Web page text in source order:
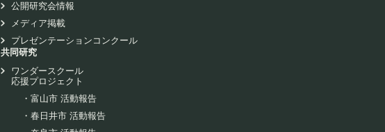
公開研究会情報
メディア掲載
プレゼンテーションコンクール
共同研究
ワンダースクール
応援プロジェクト
・ 富山市 活動報告
・ 春日井市 活動報告